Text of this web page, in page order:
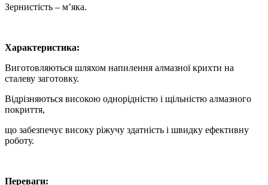
Зернистість – м’яка.
Характеристика:
Виготовляються шляхом напилення алмазної крихти на
сталеву заготовку.
Відрізняються високою однорідністю і щільністю алмазного
покриття,
що забезпечує високу ріжучу здатність і швидку ефективну
роботу.
Переваги: